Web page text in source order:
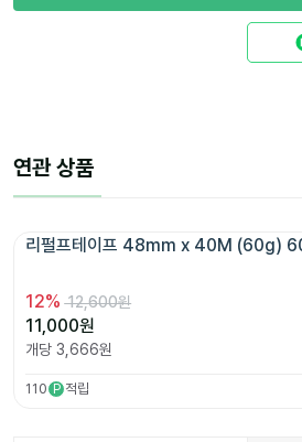
연관 상품
12% 12,600원
11,000원
개당 3,666원
110 P 적립